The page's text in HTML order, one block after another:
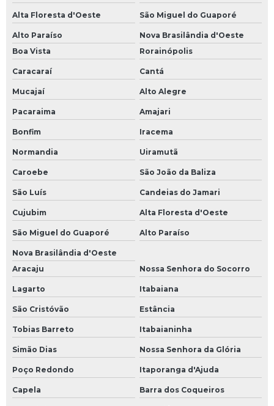
Alta Floresta d'Oeste São Miguel do Guaporé
Alto Paraíso
Nova Brasilândia d'Oeste
Boa Vista
Rorainópolis
Caracaraí Cantá
Mucajaí Alto Alegre
Pacaraima Amajari
Bonfim Iracema
Normandia Uiramutã
Caroebe São João da Baliza
São Luís Candeias do Jamari
Cujubim Alta Floresta d'Oeste
São Miguel do Guaporé Alto Paraíso
Nova Brasilândia d'Oeste
Aracaju
Nossa Senhora do Socorro
Lagarto Itabaiana
São Cristóvão Estância
Tobias Barreto Itabaianinha
Simão Dias Nossa Senhora da Glória
Poço Redondo Itaporanga d'Ajuda
Capela Barra dos Coqueiros